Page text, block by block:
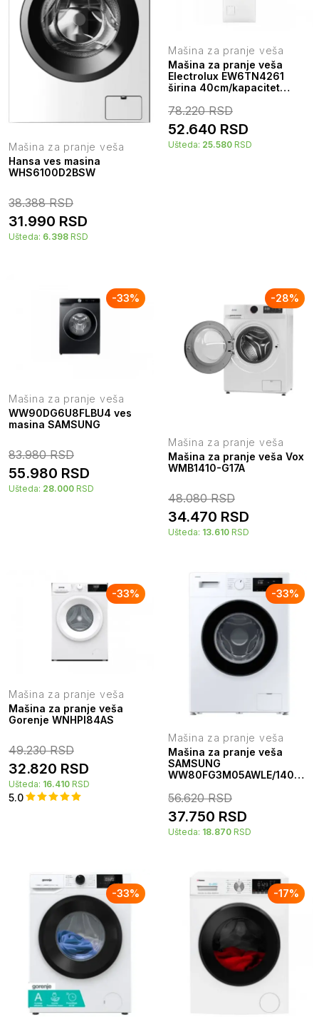
Mašina za pranje veša
Hansa ves masina
WHS6100D2BSW
38.388 RSD
31.990 RSD
Ušteda: 6.398 RSD
Mašina za pranje veša
Mašina za pranje veša
Electrolux EW6TN4261
širina 40cm/kapacitet
78.220RSD
52.640 RSD
Ušteda: 25.580 RSD
-33%
Mašina za pranje veša
WW90DG6U8FLBU4 ves
masina SAMSUNG
83.980RSD
55.980 RSD
Ušteda: 28.000 RSD
-28%
Mašina za pranje veša
Mašina za pranje veša Vox
WMB1410-G17A
48.080RSD
34.470 RSD
Ušteda: 13.610 RSD
-33%
Mašina za pranje veša
Mašina za pranje veša
Gorenje WNHPI84AS
5.0
49.230RSD
32.820 RSD
Ušteda: 16.410 RSD
-33%
Mašina za pranje veša
Mašina za pranje veša
SAMSUNG
WW80FG3M05AWLE/1400
displej/12 programa/bela
56.620RSD
37.750 RSD
Ušteda: 18.870 RSD
-33% -17%